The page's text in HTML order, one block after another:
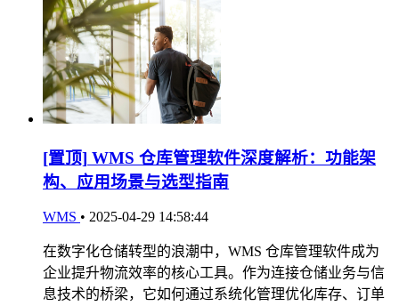
[置顶] WMS 仓库管理软件深度解析：功能架
构、应用场景与选型指南
WMS • 2025-04-29 14:58:44
在数字化仓储转型的浪潮中，WMS 仓库管理软件成为
企业提升物流效率的核心工具。作为连接仓储业务与信
息技术的桥梁，它如何通过系统化管理优化库存、订单